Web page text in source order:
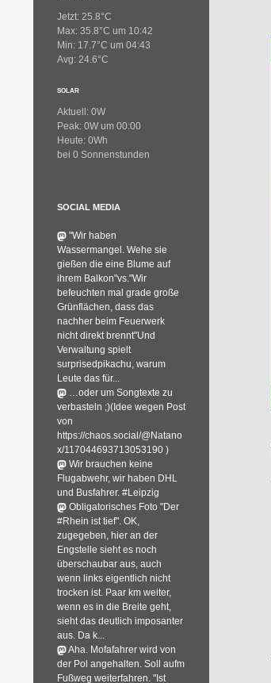
Jetzt: 25.8°C
Max: 35.8°C um 10:42
Min: 17.7°C um 04:43
Avg: 24.6°C
SOLAR
Aktuell: 0W
Peak: 0W um 00:00
Heute: 0Wh
bei 0 Sonnenstunden
SOCIAL MEDIA
"Wir haben
Wassermangel. Wehe sie
gießen die eine Blume auf
ihrem Balkon"vs."Wir
befeuchten mal grade große
Grünflächen, dass das
nachher beim Feuerwerk
nicht direkt brennt"Und
Verwaltung spielt
surprisedpikachu, warum
Leute das für...
…oder um Songtexte zu
verbasteln ;)(Idee wegen Post
von
https://chaos.social/@Natano
x/117044693713053190 )
Wir brauchen keine
Flugabwehr, wir haben DHL
und Busfahrer. #Leipzig
Obligatorisches Foto "Der
#Rhein ist tief". OK,
zugegeben, hier an der
Engstelle sieht es noch
überschaubar aus, auch
wenn links eigentlich nicht
trocken ist. Paar km weiter,
wenn es in die Breite geht,
sieht das deutlich imposanter
aus. Da k...
Aha. Mofafahrer wird von
der Pol angehalten. Soll aufm
Fußweg weiterfahren. "Ist